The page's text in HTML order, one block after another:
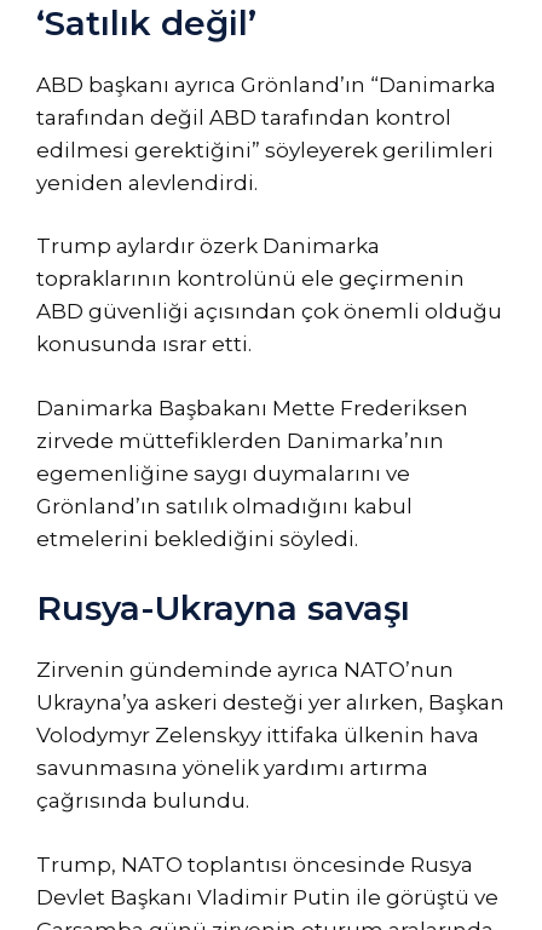
‘Satılık değil’
ABD başkanı ayrıca Grönland’ın “Danimarka
tarafından değil ABD tarafından kontrol
edilmesi gerektiğini” söyleyerek gerilimleri
yeniden alevlendirdi.
Trump aylardır özerk Danimarka
topraklarının kontrolünü ele geçirmenin
ABD güvenliği açısından çok önemli olduğu
konusunda ısrar etti.
Danimarka Başbakanı Mette Frederiksen
zirvede müttefiklerden Danimarka’nın
egemenliğine saygı duymalarını ve
Grönland’ın satılık olmadığını kabul
etmelerini beklediğini söyledi.
Rusya-Ukrayna savaşı
Zirvenin gündeminde ayrıca NATO’nun
Ukrayna’ya askeri desteği yer alırken, Başkan
Volodymyr Zelenskyy ittifaka ülkenin hava
savunmasına yönelik yardımı artırma
çağrısında bulundu.
Trump, NATO toplantısı öncesinde Rusya
Devlet Başkanı Vladimir Putin ile görüştü ve